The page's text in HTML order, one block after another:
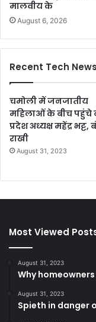
मालवीय के
August 6, 2026
Recent Tech News
चमोली में जनजातीय
महिलाओं के बीच पहुंचे
प्रदेश अध्यक्ष महेंद्र भट्ट,
राखी
August 31, 2023
Most Viewed
August 31, 2023
Why
August 31, 2023
Spieth in danger